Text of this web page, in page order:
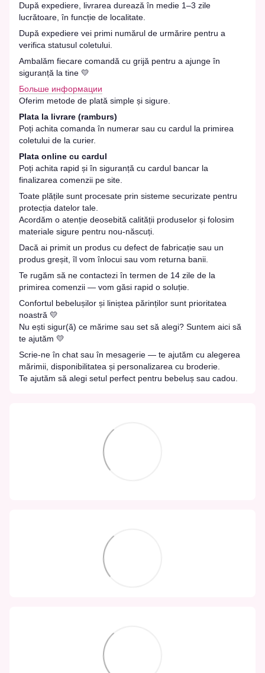
După expediere, livrarea durează în medie 1–3 zile
lucrătoare, în funcție de localitate.
După expediere vei primi numărul de urmărire pentru a
verifica statusul coletului.
Ambalăm fiecare comandă cu grijă pentru a ajunge în
siguranță la tine 💛
Больше информации
Oferim metode de plată simple și sigure.
Plata la livrare (ramburs)
Poți achita comanda în numerar sau cu cardul la primirea
coletului de la curier.
Plata online cu cardul
Poți achita rapid și în siguranță cu cardul bancar la
finalizarea comenzii pe site.
Toate plățile sunt procesate prin sisteme securizate pentru
protecția datelor tale.
Acordăm o atenție deosebită calității produselor și folosim
materiale sigure pentru nou-născuți.
Dacă ai primit un produs cu defect de fabricație sau un
produs greșit, îl vom înlocui sau vom returna banii.
Te rugăm să ne contactezi în termen de 14 zile de la
primirea comenzii — vom găsi rapid o soluție.
Confortul bebelușilor și liniștea părinților sunt prioritatea
noastră 💛
Nu ești sigur(ă) ce mărime sau set să alegi? Suntem aici să
te ajutăm 💛
Scrie-ne în chat sau în mesagerie — te ajutăm cu alegerea
mărimii, disponibilitatea și personalizarea cu broderie.
Te ajutăm să alegi setul perfect pentru bebeluș sau cadou.